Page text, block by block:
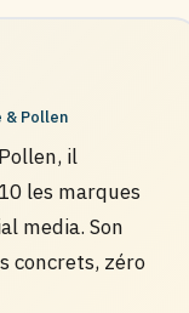
& Pollen
il
les marques
media. Son
concrets, zéro